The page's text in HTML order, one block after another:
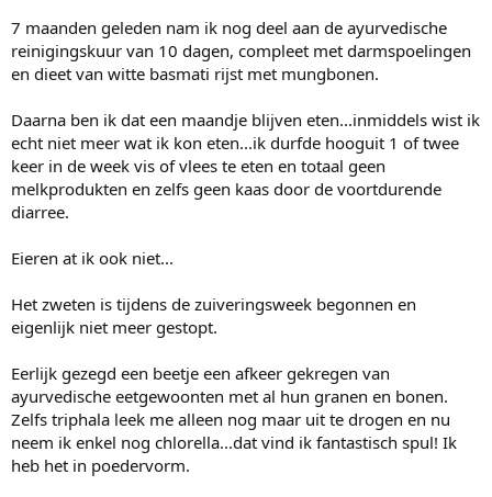
7 maanden geleden nam ik nog deel aan de ayurvedische
reinigingskuur van 10 dagen, compleet met darmspoelingen
en dieet van witte basmati rijst met mungbonen.
Daarna ben ik dat een maandje blijven eten...inmiddels wist ik
echt niet meer wat ik kon eten...ik durfde hooguit 1 of twee
keer in de week vis of vlees te eten en totaal geen
melkprodukten en zelfs geen kaas door de voortdurende
diarree.
Eieren at ik ook niet...
Het zweten is tijdens de zuiveringsweek begonnen en
eigenlijk niet meer gestopt.
Eerlijk gezegd een beetje een afkeer gekregen van
ayurvedische eetgewoonten met al hun granen en bonen.
Zelfs triphala leek me alleen nog maar uit te drogen en nu
neem ik enkel nog chlorella...dat vind ik fantastisch spul! Ik
heb het in poedervorm.